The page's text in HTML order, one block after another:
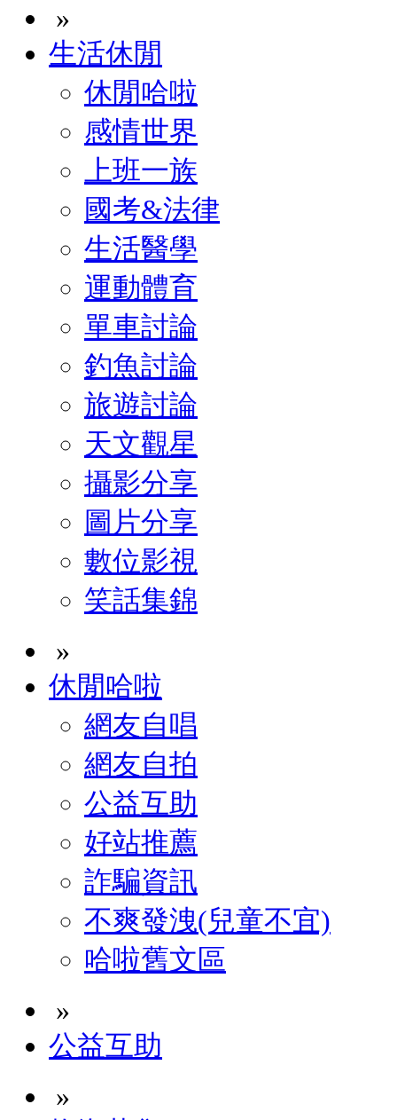
»
生活休閒
休閒哈啦
感情世界
上班一族
國考&法律
生活醫學
運動體育
單車討論
釣魚討論
旅遊討論
天文觀星
攝影分享
圖片分享
數位影視
笑話集錦
»
休閒哈啦
網友自唱
網友自拍
公益互助
好站推薦
詐騙資訊
不爽發洩(兒童不宜)
哈啦舊文區
»
公益互助
»